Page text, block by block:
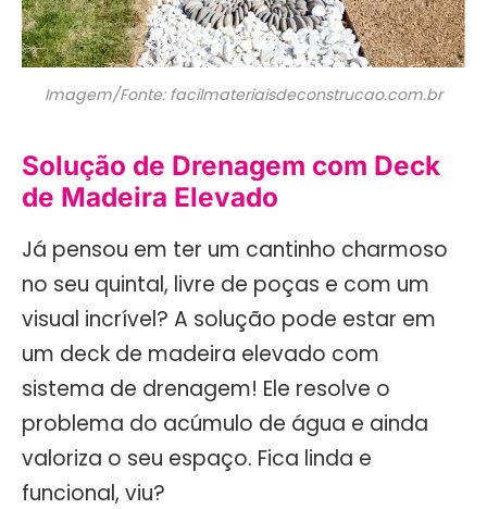
Imagem/Fonte: facilmateriaisdeconstrucao.com.br
Solução de Drenagem com Deck
de Madeira Elevado
Já pensou em ter um cantinho charmoso
no seu quintal, livre de poças e com um
visual incrível? A solução pode estar em
um deck de madeira elevado com
sistema de drenagem! Ele resolve o
problema do acúmulo de água e ainda
valoriza o seu espaço. Fica linda e
funcional, viu?